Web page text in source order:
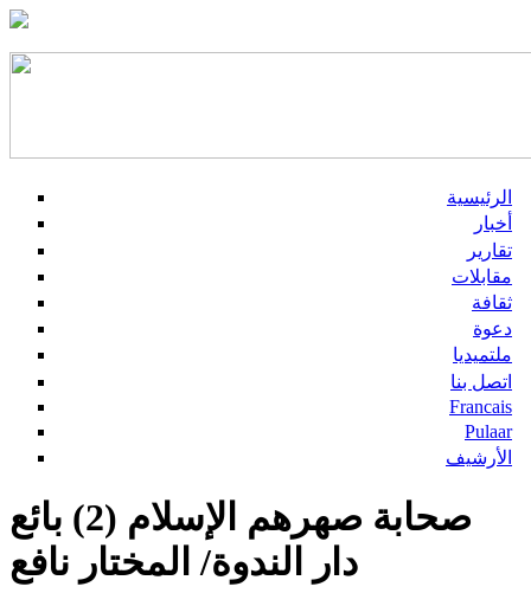
الرئيسية
أخبار
تقارير
مقابلات
ثقافة
دعوة
ملتميديا
اتصل بنا
Francais
Pulaar
الأرشيف
صحابة صهرهم الإسلام (2) بائع
دار الندوة/ المختار نافع